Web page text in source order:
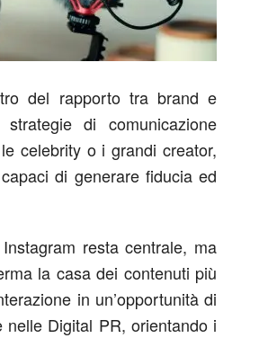
del rapporto tra brand e
di comunicazione
celebrity o i grandi creator,
di generare fiducia ed
resta centrale, ma
la casa dei contenuti più
in un’opportunità di
Digital PR, orientando i